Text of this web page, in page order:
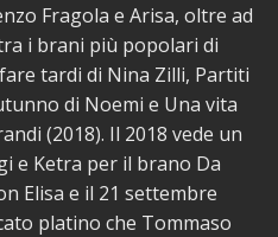
Fragola e Arisa, oltre ad
i brani più popolari di
tardi di Nina Zilli, Partiti
di Noemi e Una vita
(2018). Il 2018 vede un
e Ketra per il brano Da
Elisa e il 21 settembre
platino che Tommaso